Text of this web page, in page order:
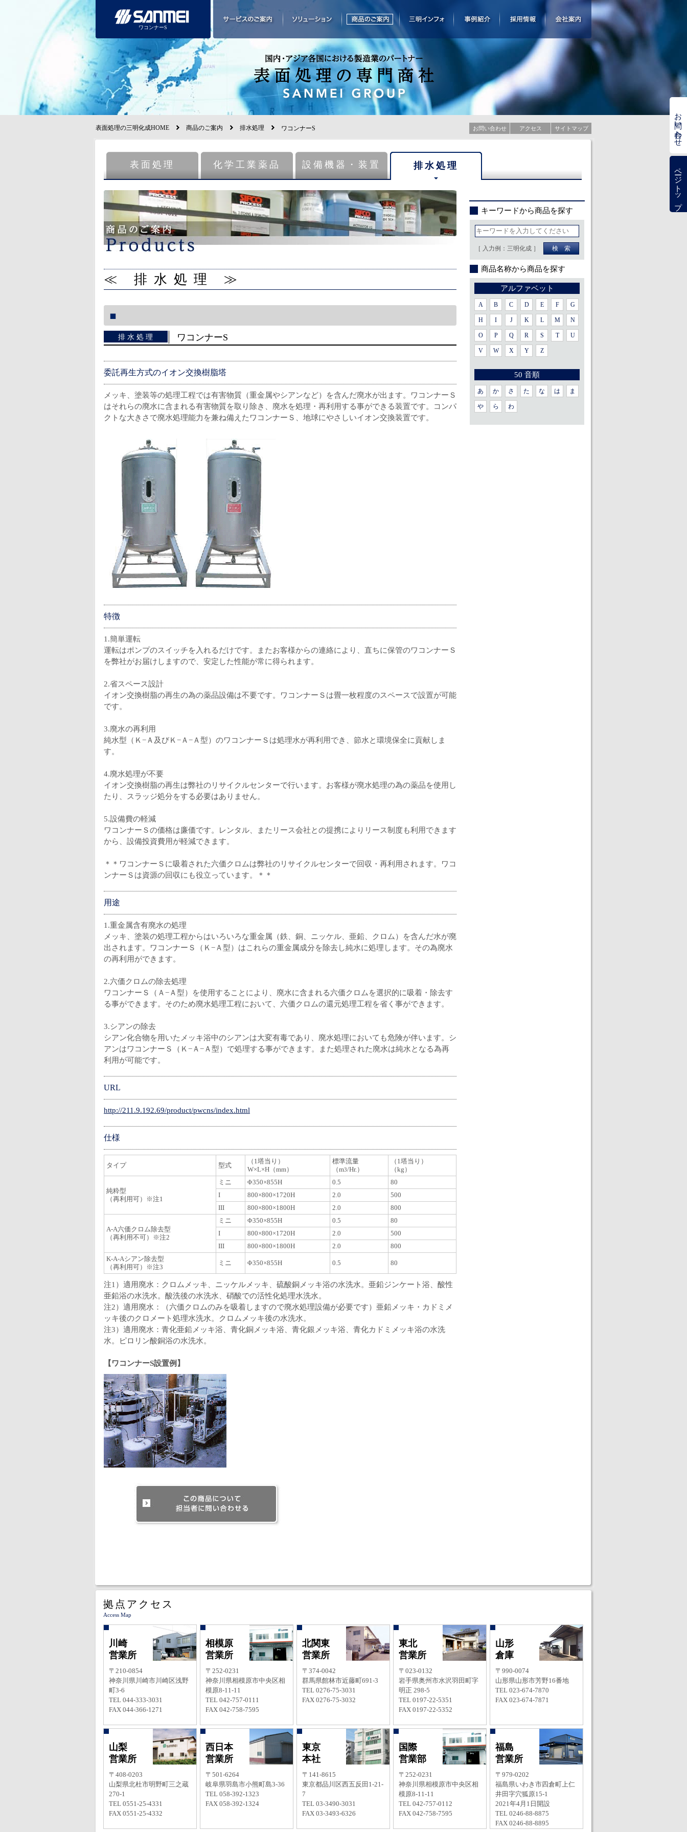
ワコンナーS
表面処理の三明化成HOME 商品のご案内 排水処理 ワコンナーS
表面処理 化学工業薬品 設備機器・装置 排水処理
≪ 排水処理 ≫
排水処理 ワコンナーS
委託再生方式のイオン交換樹脂塔
メッキ、塗装等の処理工程では有害物質（重金属やシアンなど）を含んだ廃水が出ます。ワコンナーＳ
はそれらの廃水に含まれる有害物質を取り除き、廃水を処理・再利用する事ができる装置です。コンパ
クトな大きさで廃水処理能力を兼ね備えたワコンナーＳ、地球にやさしいイオン交換装置です。
特徴
1.簡単運転
運転はポンプのスイッチを入れるだけです。またお客様からの連絡により、直ちに保管のワコンナーＳ
を弊社がお届けしますので、安定した性能が常に得られます。
2.省スペース設計
イオン交換樹脂の再生の為の薬品設備は不要です。ワコンナーＳは畳一枚程度のスペースで設置が可能
です。
3.廃水の再利用
純水型（Ｋ−Ａ及びＫ−Ａ−Ａ型）のワコンナーＳは処理水が再利用でき、節水と環境保全に貢献しま
す。
4.廃水処理が不要
イオン交換樹脂の再生は弊社のリサイクルセンターで行います。お客様が廃水処理の為の薬品を使用し
たり、スラッジ処分をする必要はありません。
5.設備費の軽減
ワコンナーＳの価格は廉価です。レンタル、またリース会社との提携によりリース制度も利用できます
から、設備投資費用が軽減できます。
＊＊ワコンナーＳに吸着された六価クロムは弊社のリサイクルセンターで回収・再利用されます。ワコ
ンナーＳは資源の回収にも役立っています。＊＊
用途
1.重金属含有廃水の処理
メッキ、塗装の処理工程からはいろいろな重金属（鉄、銅、ニッケル、亜鉛、クロム）を含んだ水が廃
出されます。ワコンナーＳ（Ｋ−Ａ型）はこれらの重金属成分を除去し純水に処理します。その為廃水
の再利用ができます。
2.六価クロムの除去処理
ワコンナーＳ（Ａ−Ａ型）を使用することにより、廃水に含まれる六価クロムを選択的に吸着・除去す
る事ができます。そのため廃水処理工程において、六価クロムの還元処理工程を省く事ができます。
3.シアンの除去
シアン化合物を用いたメッキ浴中のシアンは大変有毒であり、廃水処理においても危険が伴います。シ
アンはワコンナーＳ（Ｋ−Ａ−Ａ型）で処理する事ができます。また処理された廃水は純水となる為再
利用が可能です。
URL
http://211.9.192.69/product/pwcns/index.html
仕様
タイプ 型式
（1塔当り）
W×L×H（mm）
標準流量
（m3/Hr.）
（1塔当り）
（kg）
純粋型
（再利用可）※注1
ミニ Φ350×855H 0.5
80
I
800×800×1720H 2.0
500
III
800×800×1800H 2.0 800
A-A六価クロム除去型
（再利用不可）※注2
ミニ Φ350×855H 0.5
80
I
800×800×1720H 2.0
500
III
800×800×1800H 2.0
800
K-A-Aシアン除去型
（再利用可）※注3
ミニ Φ350×855H 0.5 80
注1）適用廃水：クロムメッキ、ニッケルメッキ、硫酸銅メッキ浴の水洗水。亜鉛ジンケート浴、酸性
亜鉛浴の水洗水。酸洗後の水洗水、硝酸での活性化処理水洗水。
注2）適用廃水：（六価クロムのみを吸着しますので廃水処理設備が必要です）亜鉛メッキ・カドミメ
ッキ後のクロメート処理水洗水。クロムメッキ後の水洗水。
注3）適用廃水：青化亜鉛メッキ浴、青化銅メッキ浴、青化銀メッキ浴、青化カドミメッキ浴の水洗
水。ピロリン酸銅浴の水洗水。
【ワコンナーS設置例】
キーワードから商品を探す
［ 入力例：三明化成 ］
商品名称から商品を探す
アルファベット
A B C D E F G
H I J K L M N
O P Q R S T U
V W X Y Z
50 音順
あ か さ た な は ま
や ら わ
拠点アクセス
Access Map
川崎
営業所
〒210-0854
神奈川県川崎市川崎区浅野
町3-6
TEL 044-333-3031
FAX 044-366-1271
相模原
営業所
〒252-0231
神奈川県相模原市中央区相
模原8-11-11
TEL 042-757-0111
FAX 042-758-7595
北関東
営業所
〒374-0042
群馬県館林市近藤町691-3
TEL 0276-75-3031
FAX 0276-75-3032
東北
営業所
〒023-0132
岩手県奥州市水沢羽田町字
明正 298-5
TEL 0197-22-5351
FAX 0197-22-5352
山形
倉庫
〒990-0074
山形県山形市芳野16番地
TEL 023-674-7870
FAX 023-674-7871
山梨
営業所
〒408-0203
山梨県北杜市明野町三之蔵
270-1
TEL 0551-25-4331
FAX 0551-25-4332
西日本
営業所
〒501-6264
岐阜県羽島市小熊町島3-36
TEL 058-392-1323
FAX 058-392-1324
東京
本社
〒141-8615
東京都品川区西五反田1-21-
7
TEL 03-3490-3031
FAX 03-3493-6326
国際
営業部
〒252-0231
神奈川県相模原市中央区相
模原8-11-11
TEL 042-757-0112
FAX 042-758-7595
福島
営業所
〒979-0202
福島県いわき市四倉町上仁
井田字穴狐原15-1
2021年4月1日開設
TEL 0246-88-8875
FAX 0246-88-8895
ページトップ
お問い合わせ
お問い合わせ アクセス サイトマップ